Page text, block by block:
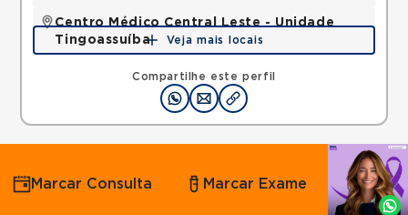
Compartilhe este perfil
Centro Médico Central Leste - Unidade
Tingoassuíba
Rua Tingoassuiba, Vila Iolanda, Sao Paulo, SP,
Mapa
Veja mais locais
Agende
por
Whatsapp
Marcar Consulta Marcar Exame